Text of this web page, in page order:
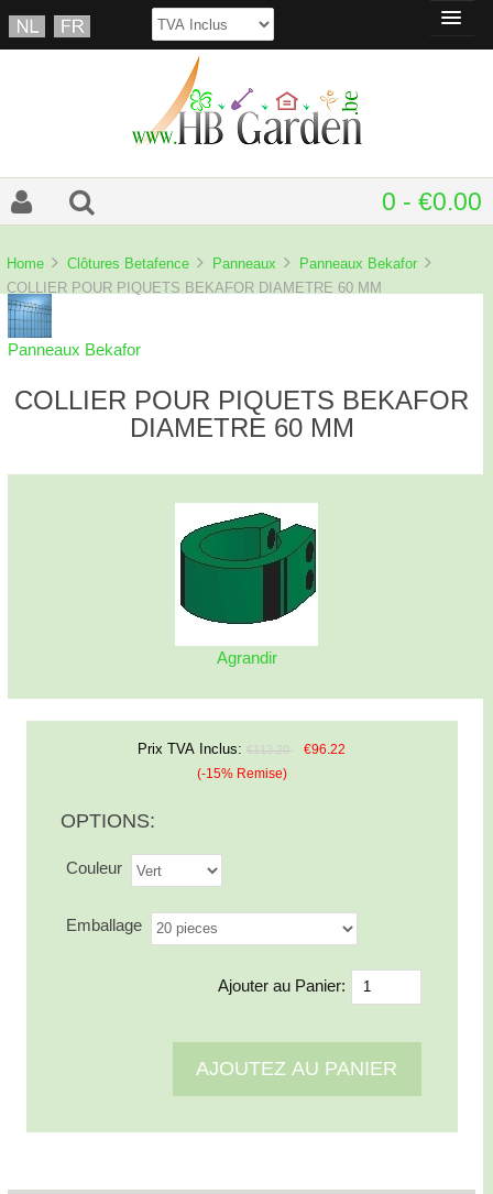
0 - €0.00
Home Clôtures Betafence Panneaux
Panneaux Bekafor
COLLIER POUR PIQUETS BEKAFOR DIAMETRE 60 MM
Panneaux Bekafor
COLLIER POUR PIQUETS BEKAFOR
DIAMETRE 60 MM
Agrandir
Prix TVA Inclus:€113.20
€96.22
(-15% Remise)
OPTIONS:
Couleur
Emballage
Ajouter au Panier: